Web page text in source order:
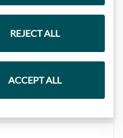
REJECT ALL
ACCEPT ALL